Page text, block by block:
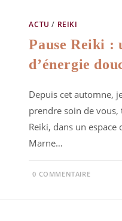
ACTU / REIKI
Pause Reiki :
d’énergie
Depuis cet automne,
prendre soin de vous,
Reiki, dans un
Marne…
0 COMMENTAIRE